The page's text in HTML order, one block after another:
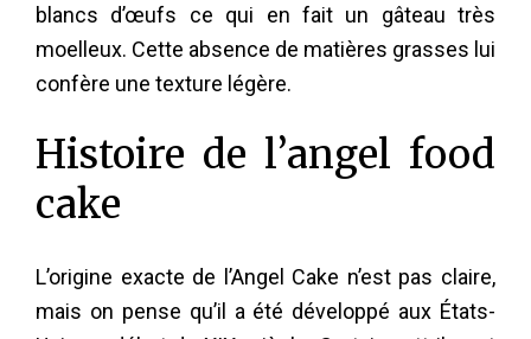
blancs d’œufs ce qui en fait un gâteau très
moelleux. Cette absence de matières grasses lui
confère une texture légère.
Histoire de l’angel food
cake
L’origine exacte de l’Angel Cake n’est pas claire,
mais on pense qu’il a été développé aux États-